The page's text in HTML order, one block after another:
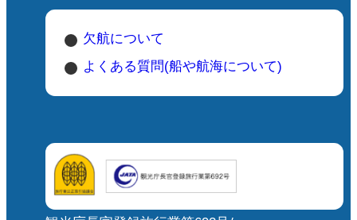
欠航について
よくある質問(船や航海について)